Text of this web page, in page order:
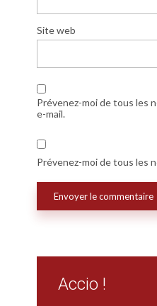
Site web
Prévenez-moi de tous les
e-mail.
Prévenez-moi de tous les
Accio !